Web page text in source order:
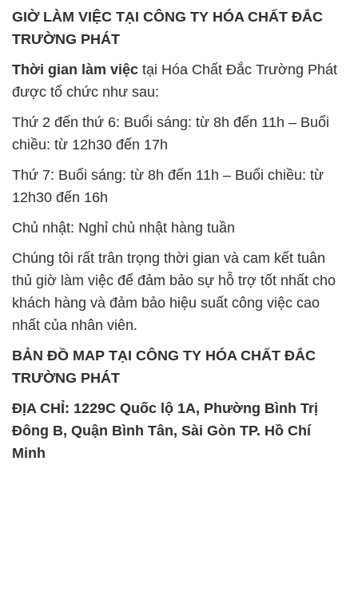
GIỜ LÀM VIỆC TẠI CÔNG TY HÓA CHẤT ĐẮC
TRƯỜNG PHÁT
Thời gian làm việc tại Hóa Chất Đắc Trường Phát
được tổ chức như sau:
Thứ 2 đến thứ 6: Buổi sáng: từ 8h đến 11h – Buổi
chiều: từ 12h30 đến 17h
Thứ 7: Buổi sáng: từ 8h đến 11h – Buổi chiều: từ
12h30 đến 16h
Chủ nhật: Nghỉ chủ nhật hàng tuần
Chúng tôi rất trân trọng thời gian và cam kết tuân
thủ giờ làm việc để đảm bảo sự hỗ trợ tốt nhất cho
khách hàng và đảm bảo hiệu suất công việc cao
nhất của nhân viên.
BẢN ĐỒ MAP TẠI CÔNG TY HÓA CHẤT ĐẮC
TRƯỜNG PHÁT
ĐỊA CHỈ: 1229C Quốc lộ 1A, Phường Bình Trị
Đông B, Quận Bình Tân, Sài Gòn TP. Hồ Chí
Minh